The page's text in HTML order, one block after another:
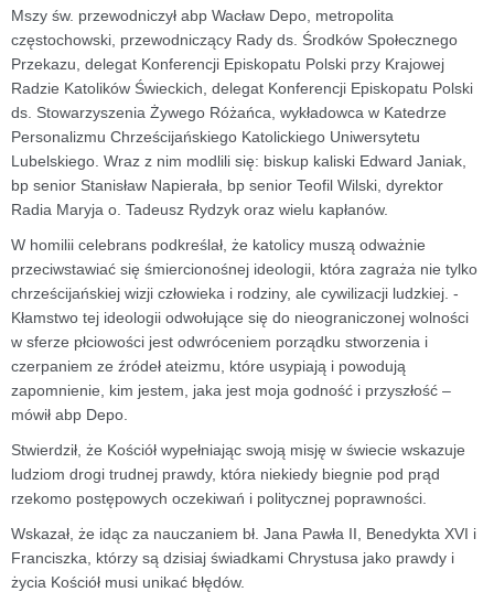
Mszy św. przewodniczył abp Wacław Depo, metropolita
częstochowski, przewodniczący Rady ds. Środków Społecznego
Przekazu, delegat Konferencji Episkopatu Polski przy Krajowej
Radzie Katolików Świeckich, delegat Konferencji Episkopatu Polski
ds. Stowarzyszenia Żywego Różańca, wykładowca w Katedrze
Personalizmu Chrześcijańskiego Katolickiego Uniwersytetu
Lubelskiego. Wraz z nim modlili się: biskup kaliski Edward Janiak,
bp senior Stanisław Napierała, bp senior Teofil Wilski, dyrektor
Radia Maryja o. Tadeusz Rydzyk oraz wielu kapłanów.
W homilii celebrans podkreślał, że katolicy muszą odważnie
przeciwstawiać się śmiercionośnej ideologii, która zagraża nie tylko
chrześcijańskiej wizji człowieka i rodziny, ale cywilizacji ludzkiej. -
Kłamstwo tej ideologii odwołujące się do nieograniczonej wolności
w sferze płciowości jest odwróceniem porządku stworzenia i
czerpaniem ze źródeł ateizmu, które usypiają i powodują
zapomnienie, kim jestem, jaka jest moja godność i przyszłość –
mówił abp Depo.
Stwierdził, że Kościół wypełniając swoją misję w świecie wskazuje
ludziom drogi trudnej prawdy, która niekiedy biegnie pod prąd
rzekomo postępowych oczekiwań i politycznej poprawności.
Wskazał, że idąc za nauczaniem bł. Jana Pawła II, Benedykta XVI i
Franciszka, którzy są dzisiaj świadkami Chrystusa jako prawdy i
życia Kościół musi unikać błędów.